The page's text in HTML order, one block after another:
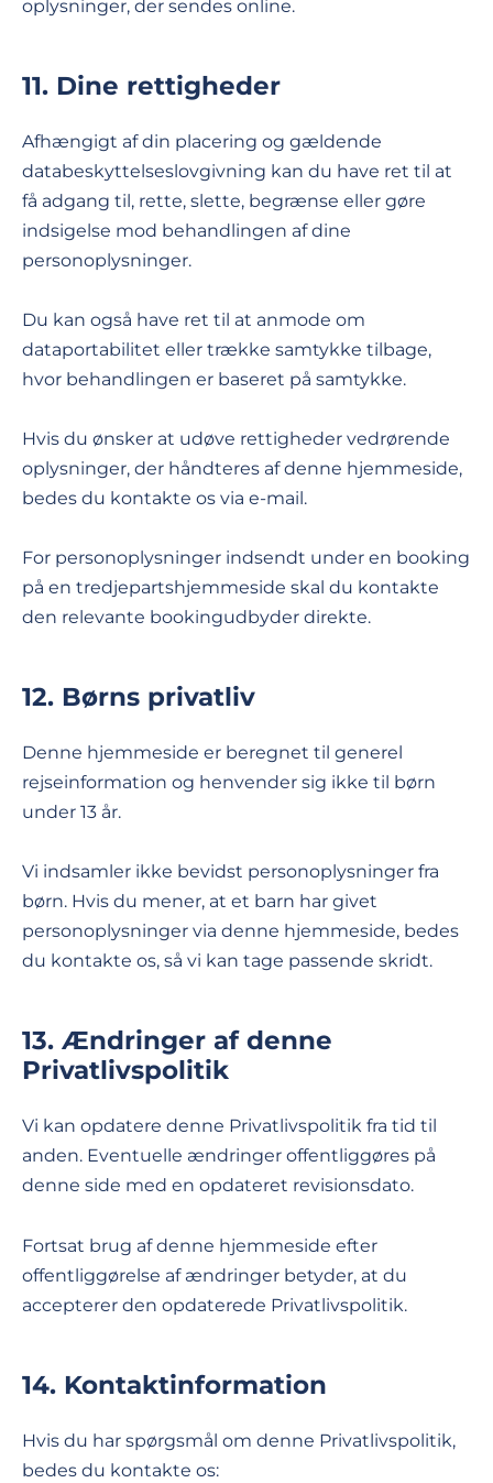
oplysninger, der sendes online.
11. Dine rettigheder
Afhængigt af din placering og gældende
databeskyttelseslovgivning kan du have ret til at
få adgang til, rette, slette, begrænse eller gøre
indsigelse mod behandlingen af dine
personoplysninger.
Du kan også have ret til at anmode om
dataportabilitet eller trække samtykke tilbage,
hvor behandlingen er baseret på samtykke.
Hvis du ønsker at udøve rettigheder vedrørende
oplysninger, der håndteres af denne hjemmeside,
bedes du kontakte os via e-mail.
For personoplysninger indsendt under en booking
på en tredjepartshjemmeside skal du kontakte
den relevante bookingudbyder direkte.
12. Børns privatliv
Denne hjemmeside er beregnet til generel
rejseinformation og henvender sig ikke til børn
under 13 år.
Vi indsamler ikke bevidst personoplysninger fra
børn. Hvis du mener, at et barn har givet
personoplysninger via denne hjemmeside, bedes
du kontakte os, så vi kan tage passende skridt.
13. Ændringer af denne
Privatlivspolitik
Vi kan opdatere denne Privatlivspolitik fra tid til
anden. Eventuelle ændringer offentliggøres på
denne side med en opdateret revisionsdato.
Fortsat brug af denne hjemmeside efter
offentliggørelse af ændringer betyder, at du
accepterer den opdaterede Privatlivspolitik.
14. Kontaktinformation
Hvis du har spørgsmål om denne Privatlivspolitik,
bedes du kontakte os: